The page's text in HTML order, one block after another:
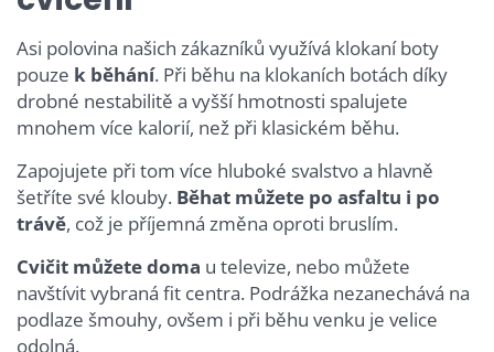
Asi polovina našich zákazníků využívá klokaní boty
pouze k běhání. Při běhu na klokaních botách díky
drobné nestabilitě a vyšší hmotnosti spalujete
mnohem více kalorií, než při klasickém běhu.
Zapojujete při tom více hluboké svalstvo a hlavně
šetříte své klouby. Běhat můžete po asfaltu i po
trávě, což je příjemná změna oproti bruslím.
Cvičit můžete doma u televize, nebo můžete
navštívit vybraná fit centra. Podrážka nezanechává na
podlaze šmouhy, ovšem i při běhu venku je velice
odolná.